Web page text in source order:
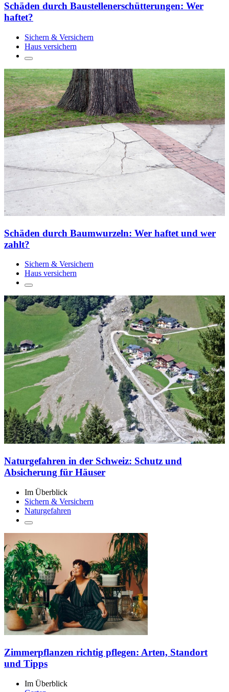
Schäden durch Baustellenerschütterungen: Wer
haftet?
Sichern & Versichern
Haus versichern
Schäden durch Baumwurzeln: Wer haftet und wer
zahlt?
Sichern & Versichern
Haus versichern
Naturgefahren in der Schweiz: Schutz und
Absicherung für Häuser
Im Überblick
Sichern & Versichern
Naturgefahren
Zimmerpflanzen richtig pflegen: Arten, Standort
und Tipps
Im Überblick